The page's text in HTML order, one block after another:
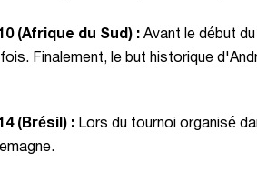
(Afrique du Sud) : Avant le début
fois. Finalement, le but historique
(Brésil) : Lors du tournoi organisé